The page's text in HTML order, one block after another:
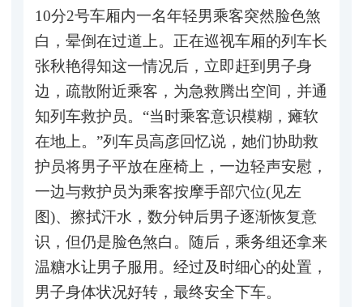
10分2号车厢内一名年轻男乘客突然脸色煞
白，晕倒在过道上。正在巡视车厢的列车长
张秋艳得知这一情况后，立即赶到男子身
边，疏散附近乘客，为急救腾出空间，并通
知列车救护员。“当时乘客意识模糊，瘫软
在地上。”列车员高彦回忆说，她们协助救
护员将男子平放在座椅上，一边轻声安慰，
一边与救护员为乘客按摩手部穴位(见左
图)、擦拭汗水，数分钟后男子逐渐恢复意
识，但仍是脸色煞白。随后，乘务组还拿来
温糖水让男子服用。经过及时细心的处置，
男子身体状况好转，最终安全下车。